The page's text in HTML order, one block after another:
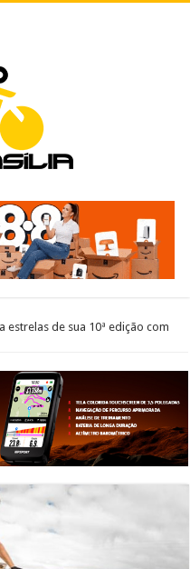
estrelas de sua 10ª edição com